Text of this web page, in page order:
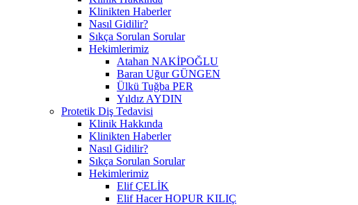
Klinikten Haberler
Nasıl Gidilir?
Sıkça Sorulan Sorular
Hekimlerimiz
Atahan NAKİPOĞLU
Baran Uğur GÜNGEN
Ülkü Tuğba PER
Yıldız AYDIN
Protetik Diş Tedavisi
Klinik Hakkında
Klinikten Haberler
Nasıl Gidilir?
Sıkça Sorulan Sorular
Hekimlerimiz
Elif ÇELİK
Elif Hacer HOPUR KILIÇ